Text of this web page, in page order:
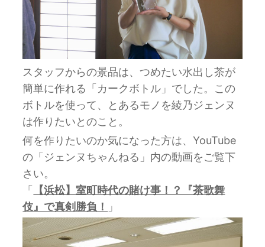
スタッフからの景品は、つめたい水出し茶が
簡単に作れる「カークボトル」でした。この
ボトルを使って、とあるモノを綾乃ジェンヌ
は作りたいとのこと。
何を作りたいのか気になった方は、YouTube
の「ジェンヌちゃんねる」内の動画をご覧下
さい。
「 【浜松】室町時代の賭け事！？『茶歌舞
伎』で真剣勝負！
」